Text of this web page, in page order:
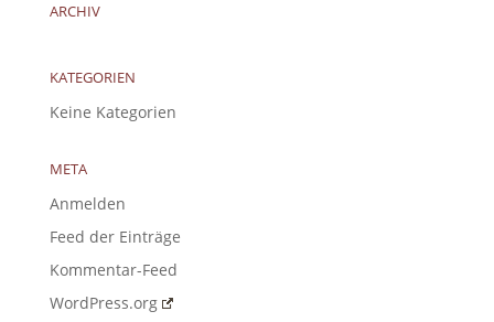
ARCHIV
KATEGORIEN
Keine Kategorien
META
Anmelden
Feed der Einträge
Kommentar-Feed
WordPress.org